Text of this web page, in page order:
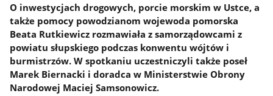
O inwestycjach drogowych, porcie morskim w Ustce, a
także pomocy powodzianom wojewoda pomorska
Beata Rutkiewicz rozmawiała z samorządowcami z
powiatu słupskiego podczas konwentu wójtów i
burmistrzów. W spotkaniu uczestniczyli także poseł
Marek Biernacki i doradca w Ministerstwie Obrony
Narodowej Maciej Samsonowicz.